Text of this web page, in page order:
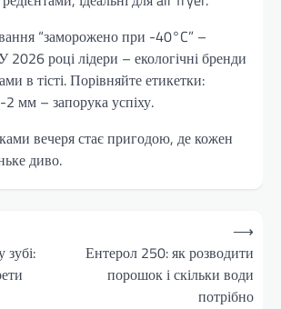
“заморожено при -40°C” –
У 2026 році лідери – екологічні бренди
в тісті. Порівняйте етикетки:
мм – запорука успіху.
вечеря стає пригодою, де кожен
диво.
зубі:
Ентерол 250: як розводити
порошок і скільки води
потрібно
⟶